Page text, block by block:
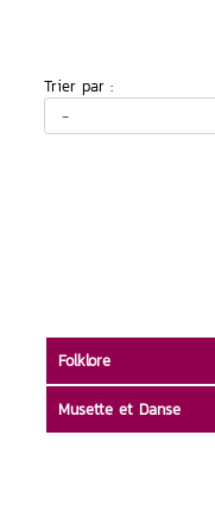
Trier par :
Folklore
Musette et Danse